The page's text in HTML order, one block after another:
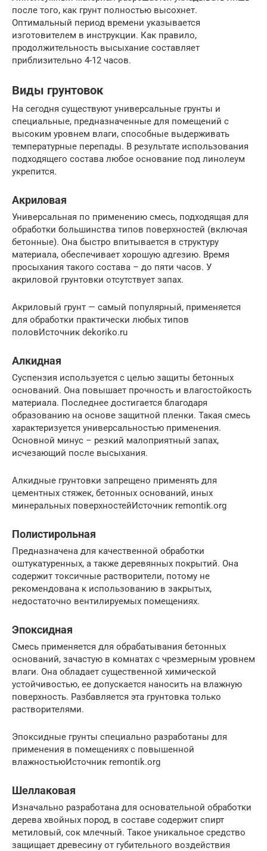
после того, как грунт полностью высохнет.
Оптимальный период времени указывается
изготовителем в инструкции. Как правило,
продолжительность высыхание составляет
приблизительно 4-12 часов.
Виды грунтовок
На сегодня существуют универсальные грунты и
специальные, предназначенные для помещений с
высоким уровнем влаги, способные выдерживать
температурные перепады. В результате использования
подходящего состава любое основание под линолеум
укрепится.
Акриловая
Универсальная по применению смесь, подходящая для
обработки большинства типов поверхностей (включая
бетонные). Она быстро впитывается в структуру
материала, обеспечивает хорошую адгезию. Время
просыхания такого состава – до пяти часов. У
акриловой грунтовки отсутствует запах.
Акриловый грунт — самый популярный, применяется
для обработки практически любых типов
половИсточник dekoriko.ru
Алкидная
Суспензия используется с целью защиты бетонных
оснований. Она повышает прочность и влагостойкость
материала. Последнее достигается благодаря
образованию на основе защитной пленки. Такая смесь
характеризуется универсальностью применения.
Основной минус – резкий малоприятный запах,
исчезающий после высыхания.
Алкидные грунтовки запрещено применять для
цементных стяжек, бетонных оснований, иных
минеральных поверхностейИсточник remontik.org
Полистирольная
Предназначена для качественной обработки
оштукатуренных, а также деревянных покрытий. Она
содержит токсичные растворители, потому не
рекомендована к использованию в закрытых,
недостаточно вентилируемых помещениях.
Эпоксидная
Смесь применяется для обрабатывания бетонных
оснований, зачастую в комнатах с чрезмерным уровнем
влаги. Она обладает существенной химической
устойчивостью, ее допускается наносить на влажную
поверхность. Разбавляется эта грунтовка только
растворителями.
Эпоксидные грунты специально разработаны для
применения в помещениях с повышенной
влажностьюИсточник remontik.org
Шеллаковая
Изначально разработана для основательной обработки
дерева хвойных пород, в составе содержит спирт
метиловый, сок млечный. Такое уникальное средство
защищает древесину от губительного воздействия